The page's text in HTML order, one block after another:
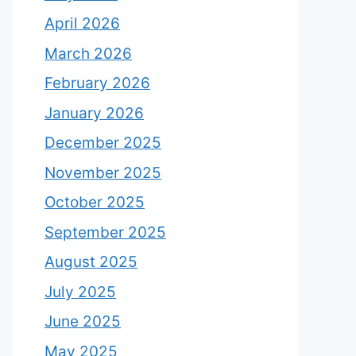
April 2026
March 2026
February 2026
January 2026
December 2025
November 2025
October 2025
September 2025
August 2025
July 2025
June 2025
May 2025